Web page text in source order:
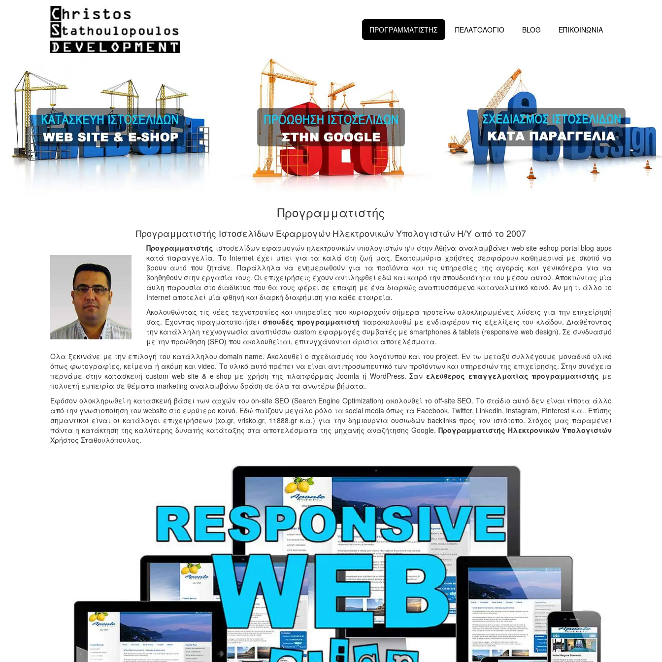
ΠΡΟΓΡΑΜΜΑΤΙΣΤΗΣ ΠΕΛΑΤΟΛΟΓΙΟ BLOG ΕΠΙΚΟΙΝΩΝΙΑ
Προγραμματιστής
Προγραμματιστής Ιστοσελίδων Εφαρμογών Ηλεκτρονικών Υπολογιστών Η/Υ από το 2007
Προγραμματιστής ιστοσελίδων εφαρμογών ηλεκτρονικών υπολογιστών η/υ στην Αθήνα αναλαμβάνει web site eshop portal blog apps
κατά παραγγελία. Το Internet έχει μπει για τα καλά στη ζωή μας. Εκατομμύρια χρήστες σερφάρουν καθημερινά με σκοπό να
βρουν αυτό που ζητάνε. Παράλληλα να ενημερωθούν για τα προϊόντα και τις υπηρεσίες της αγοράς και γενικότερα για να
βοηθηθούν στην εργασία τους. Οι επιχειρήσεις έχουν αντιληφθεί εδώ και καιρό την σπουδαιότητα του μέσου αυτού. Αποκτώντας μία
άυλη παρουσία στο διαδίκτυο που θα τους φέρει σε επαφή με ένα διαρκώς αναπτυσσόμενο καταναλωτικό κοινό. Αν μη τι άλλο το
Internet αποτελεί μία φθηνή και διαρκή διαφήμιση για κάθε εταιρεία.
Ακολουθώντας τις νέες τεχνοτροπίες και υπηρεσίες που κυριαρχούν σήμερα προτείνω ολοκληρωμένες λύσεις για την επιχείρησή
σας. Έχοντας πραγματοποιήσει σπουδές προγραμματιστή παρακολουθώ με ενδιαφέρον τις εξελίξεις του κλάδου. Διαθέτοντας
την κατάλληλη τεχνογνωσία αναπτύσσω custom εφαρμογές συμβατές με smartphones & tablets (responsive web design). Σε συνδυασμό
με την προώθηση (SEO) που ακολουθείται, επιτυγχάνονται άριστα αποτελέσματα.
Όλα ξεκινάνε με την επιλογή του κατάλληλου domain name. Ακολουθεί ο σχεδιασμός του λογότυπου και του project. Εν τω μεταξύ συλλέγουμε μοναδικό υλικό
όπως φωτογραφίες, κείμενα ή ακόμη και video. Το υλικό αυτό πρέπει να είναι αντιπροσωπευτικό των προϊόντων και υπηρεσιών της επιχείρησης. Στην συνέχεια
περνάμε στην κατασκευή custom web site & e-shop με χρήση της πλατφόρμας Joomla ή WordPress. Σαν ελεύθερος επαγγελματίας προγραμματιστής με
πολυετή εμπειρία σε θέματα marketing αναλαμβάνω δράση σε όλα τα ανωτέρω βήματα.
Εφόσον ολοκληρωθεί η κατασκευή βάσει των αρχών του on-site SEO (Search Engine Optimization) ακολουθεί το off-site SEO. Το στάδιο αυτό δεν είναι τίποτα άλλο
από την γνωστοποίηση του website στο ευρύτερο κοινό. Εδώ παίζουν μεγάλο ρόλο τα social media όπως τα Facebook, Twitter, Linkedin, Instagram, PInterest κ.α.. Επίσης
σημαντικοί είναι οι κατάλογοι επιχειρήσεων (xo.gr, vrisko.gr, 11888.gr κ.α.) για την δημιουργία ουσιωδών backlinks προς τον ιστότοπο. Στόχος μας παραμένει
πάντα η κατάκτηση της καλύτερης δυνατής κατάταξης στα αποτελέσματα της μηχανής αναζήτησης Google. Προγραμματιστής Ηλεκτρονικών Υπολογιστών
Χρήστος Σταθουλόπουλος.